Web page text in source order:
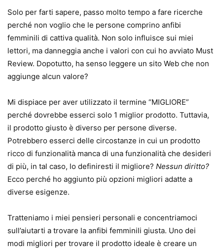
Solo per farti sapere, passo molto tempo a fare ricerche
perché non voglio che le persone comprino anfibi
femminili di cattiva qualità. Non solo influisce sui miei
lettori, ma danneggia anche i valori con cui ho avviato Must
Review. Dopotutto, ha senso leggere un sito Web che non
aggiunge alcun valore?
Mi dispiace per aver utilizzato il termine “MIGLIORE”
perché dovrebbe esserci solo 1 miglior prodotto. Tuttavia,
il prodotto giusto è diverso per persone diverse.
Potrebbero esserci delle circostanze in cui un prodotto
ricco di funzionalità manca di una funzionalità che desideri
di più, in tal caso, lo definiresti il ​​migliore? Nessun diritto?
Ecco perché ho aggiunto più opzioni migliori adatte a
diverse esigenze.
Tratteniamo i miei pensieri personali e concentriamoci
sull’aiutarti a trovare la anfibi femminili giusta. Uno dei
modi migliori per trovare il prodotto ideale è creare un